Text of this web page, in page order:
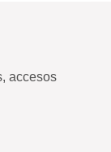
accesos